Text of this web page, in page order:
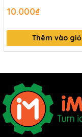
10.000₫
Thêm vào giỏ